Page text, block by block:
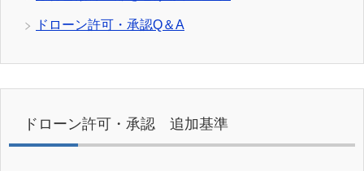
ドローン許可・承認Q＆A
ドローン許可・承認 追加基準